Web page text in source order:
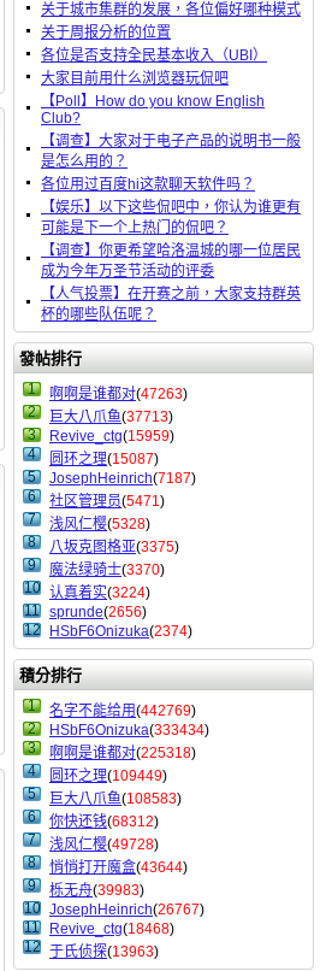
关于城市集群的发展，各位偏好哪种模式
关于周报分析的位置
各位是否支持全民基本收入（UBI）
大家目前用什么浏览器玩侃吧
【Poll】How do you know English
Club?
【调查】大家对于电子产品的说明书一般
是怎么用的？
各位用过百度hi这款聊天软件吗？
【娱乐】以下这些侃吧中，你认为谁更有
可能是下一个上热门的侃吧？
【调查】你更希望哈洛温城的哪一位居民
成为今年万圣节活动的评委
【人气投票】在开赛之前，大家支持群英
杯的哪些队伍呢？
發帖排行
1 啊啊是谁都对(47263)
2
巨大八爪鱼(37713)
3
Revive_ctg(15959)
4
圆环之理(15087)
5
JosephHeinrich(7187)
6
社区管理员(5471)
7
浅风仁樱(5328)
8
八坂克图格亚(3375)
9
魔法绿骑士(3370)
10 认真着实(3224)
11 sprunde(2656)
12
HSbF6Onizuka(2374)
積分排行
1 名字不能给用(442769)
2
HSbF6Onizuka(333434)
3
啊啊是谁都对(225318)
4
圆环之理(109449)
5
巨大八爪鱼(108583)
6
你快还钱(68312)
7
浅风仁樱(49728)
8
悄悄打开魔盒(43644)
9
栎无舟(39983)
10 JosephHeinrich(26767)
11
Revive_ctg(18468)
12 于氏侦探(13963)